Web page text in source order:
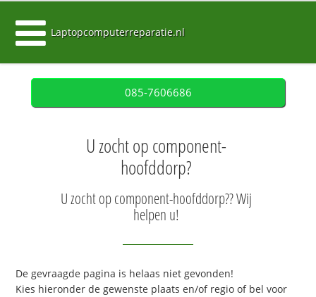
Laptopcomputerreparatie.nl
085-7606686
U zocht op component-
hoofddorp?
U zocht op component-hoofddorp?? Wij
helpen u!
De gevraagde pagina is helaas niet gevonden!
Kies hieronder de gewenste plaats en/of regio of bel voor